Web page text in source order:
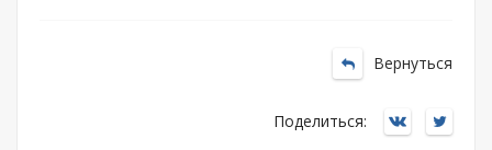
Вернуться
Поделиться: